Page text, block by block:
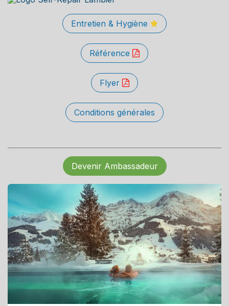
Entretien & Hygiène
Référence
Flyer
Conditions générales
Devenir Ambassadeur